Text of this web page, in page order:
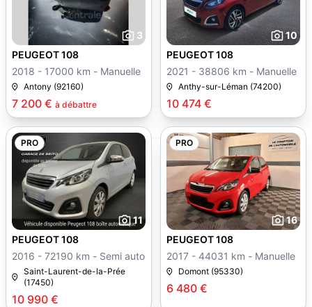
3
7 200 € à débattre
PEUGEOT 108
2018 - 17000 km - Manuelle
Antony (92160)
10
10 474 €
PEUGEOT 108
2021 - 38806 km - Manuelle
Anthy-sur-Léman (74200)
PRO
11
10 990 €
PEUGEOT 108
2016 - 72190 km - Semi auto
Saint-Laurent-de-la-Prée
(17450)
PRO
16
6 480 €
PEUGEOT 108
2017 - 44031 km - Manuelle
Domont (95330)